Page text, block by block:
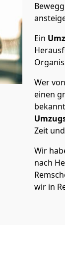
Ein
Wer
einen
Zeit
Wir
nach
wir in